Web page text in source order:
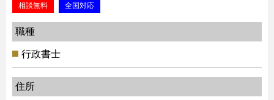
相談無料 全国対応
職種
行政書士
住所